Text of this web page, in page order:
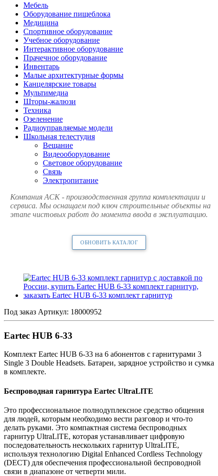
Мебель
Оборудование пищеблока
Медицина
Спортивное оборудование
Учебное оборудование
Интерактивное оборудование
Прачечное оборудование
Инвентарь
Малые архитектурные формы
Канцелярские товары
Мультимедиа
Шторы-жалюзи
Техника
Озеленение
Радиоуправляемые модели
Школьная телестудия
Вещание
Видеооборудование
Световое оборудование
Связь
Электропитание
Компания АСК - производственная группа комплектации и
сервиса. Мы оснащаем под ключ строительные объекты на
этапе чистовых работ до момента ввода в эксплуатацию.
ОБНОВИТЬ КАТАЛОГ
Под заказ Артикул: 18000952
Eartec HUB 6-33
Комплект Eartec HUB 6-33 на 6 абонентов с гарнитурами 3
Single 3 Double Headsets. Батареи, зарядное устройство и сумка
в комплекте.
Беспроводная гарнитура Eartec UltraLlTE
Это профессиональное полнодуплексное средство общения
для людей, которым необходимо вести разговор и что-то
делать руками. Это компактная система беспроводных
гарнитур UltraLlTE, которая устанавливает цифровую
последовательность нескольких гарнитур UltraLlTE,
используя технологию Digital Enhanced Cordless Technology
(DECT) для обеспечения профессиональной беспроводной
связи в диапазоне от четверти мили.